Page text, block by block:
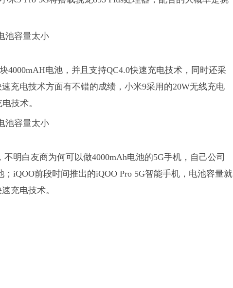
4000mAH电池，并且支持QC4.0快速充电技术，同时还采
充电技术方面有不错的成绩，小米9采用的20W无线充电
技术。
明白友商为何可以做4000mAh电池的5G手机，自己公司
iQOO前段时间推出的iQOO Pro 5G智能手机，电池容量就
充电技术。